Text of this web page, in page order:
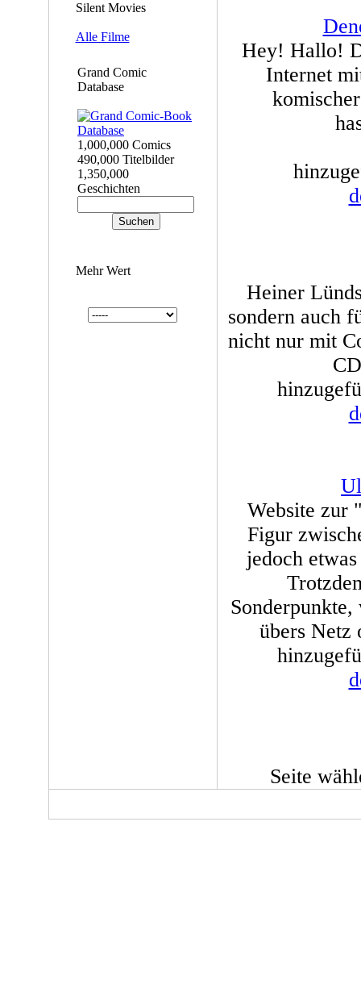
Silent Movies
Alle Filme
Grand Comic
Database
1,000,000 Comics
490,000 Titelbilder
1,350,000
Geschichten
Mehr Wert
Hey! Hallo!
Internet
Heiner
sondern auch
nicht nur mit
Website zur
Figur
jedoch
übers Netz
Seite